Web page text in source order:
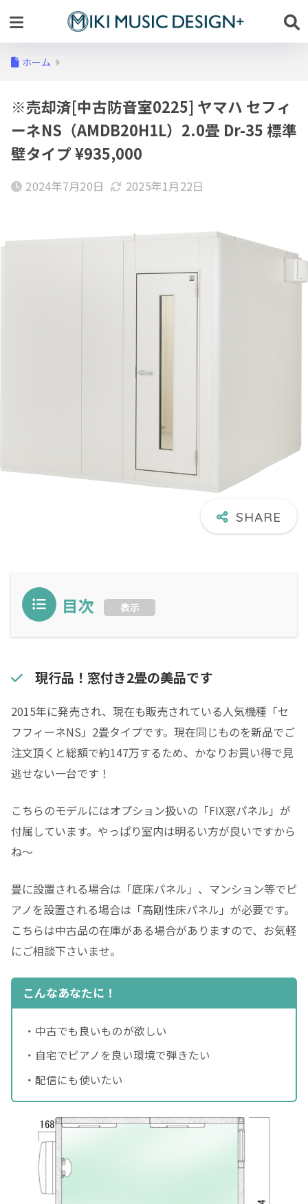
ホーム
※売却済[中古防音室0225] ヤマハ セフィ
ーネNS（AMDB20H1L）2.0畳 Dr-35 標準
壁タイプ ¥935,000
2024年7月20日 2025年1月22日
目次 表示
現行品！窓付き2畳の美品です
2015年に発売され、現在も販売されている人気機種「セ
フフィーネNS」2畳タイプです。現在同じものを新品でご
注文頂くと総額で約147万するため、かなりお買い得で見
逃せない一台です！
こちらのモデルにはオプション扱いの「FIX窓パネル」が
付属しています。やっぱり室内は明るい方が良いですから
ね～
畳に設置される場合は「底床パネル」、マンション等でピ
アノを設置される場合は「高剛性床パネル」が必要です。
こちらは中古品の在庫がある場合がありますので、お気軽
にご相談下さいませ。
こんなあなたに！
・中古でも良いものが欲しい
・自宅でピアノを良い環境で弾きたい
・配信にも使いたい